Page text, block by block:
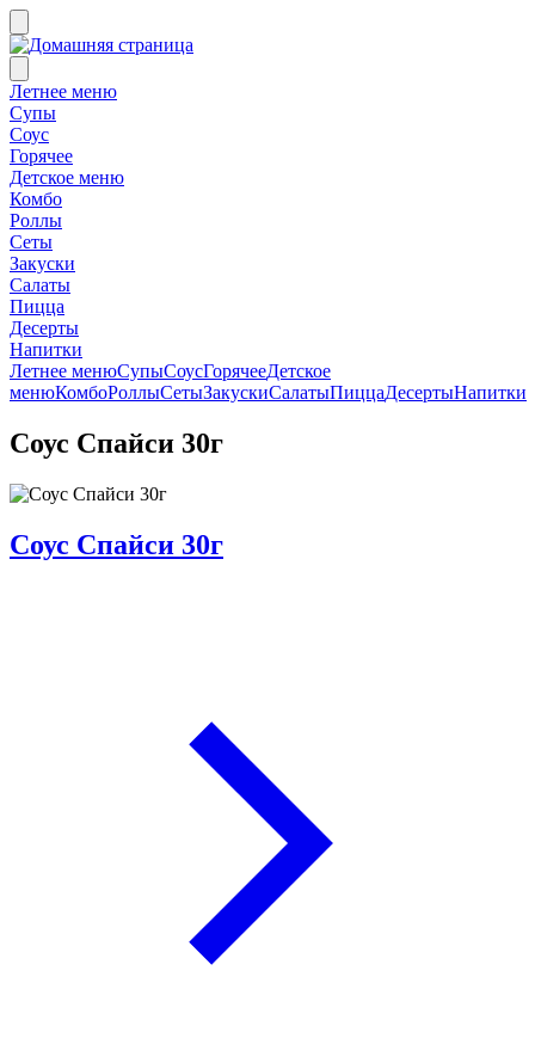
Летнее меню
Супы
Соус
Горячее
Детское меню
Комбо
Роллы
Сеты
Закуски
Салаты
Пицца
Десерты
Напитки
Летнее менюСупыСоусГорячееДетское
менюКомбоРоллыСетыЗакускиСалатыПиццаДесертыНапитки
Соус Спайси 30г
Соус Спайси 30г